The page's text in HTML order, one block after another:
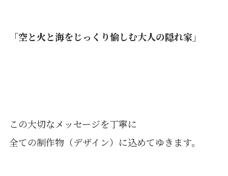
「空と火と海をじっくり愉しむ大人の隠れ家」
この大切なメッセージを丁寧に
全ての制作物（デザイン）に込めてゆきます。